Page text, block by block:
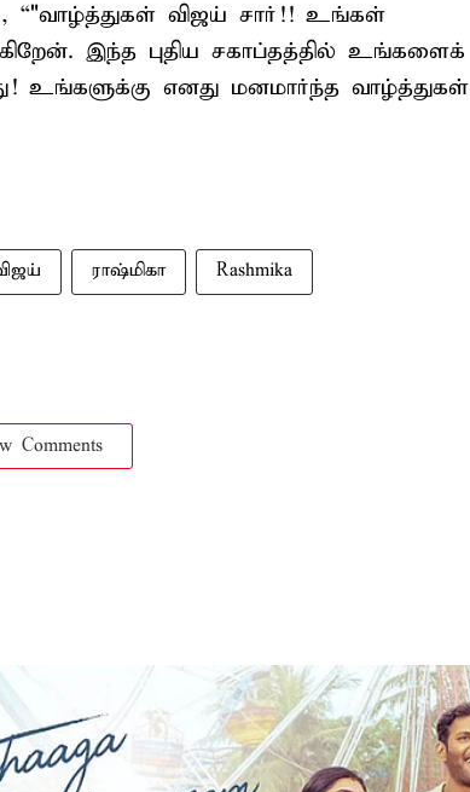
“"வாழ்த்துகள் விஜய் சார்!! உங்கள்
இந்த புதிய சகாப்தத்தில் உங்களைக்
உங்களுக்கு எனது மனமார்ந்த வாழ்த்துகள்
ராஷ்மிகா Rashmika
Comments